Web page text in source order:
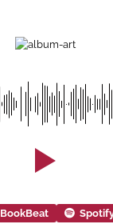
BookBeat